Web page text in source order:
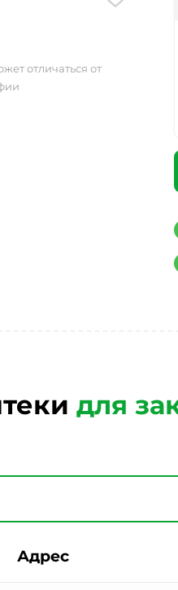
отличаться от
для
Адрес
Защита
персональных данных,